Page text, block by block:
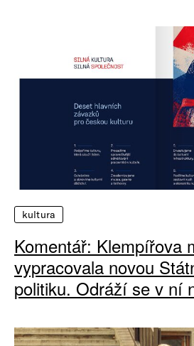
kultura
Komentář: Klempířova
vypracovala novou
politiku. Odráží se v ní